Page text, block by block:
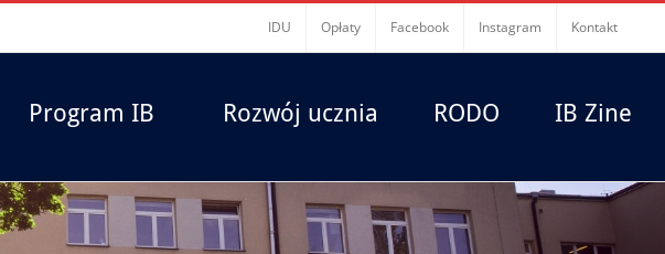
IDU Opłaty Facebook Instagram Kontakt
Program IB Rozwój ucznia RODO IB Zine